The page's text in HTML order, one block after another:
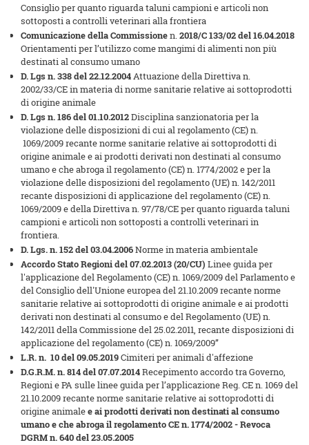
Consiglio per quanto riguarda taluni campioni e articoli non
sottoposti a controlli veterinari alla frontiera
Comunicazione della Commissionen.2018/C 133/02 del 16.04.2018
Orientamenti per l’utilizzo come mangimi di alimenti non più
destinati al consumo umano
D. Lgs n. 338 del 22.12.2004Attuazione della Direttiva n.
2002/33/CE in materia di norme sanitarie relative ai sottoprodotti
di origine animale
D. Lgsn. 186 del 01.10.2012Disciplina sanzionatoria per la
violazione delle disposizioni di cui al regolamento (CE) n.
1069/2009 recante norme sanitarie relative ai sottoprodotti di
origine animale e ai prodotti derivati non destinati al consumo
umano e che abroga il regolamento (CE) n. 1774/2002 e per la
violazione delle disposizioni del regolamento (UE) n. 142/2011
recante disposizioni di applicazione del regolamento (CE) n.
1069/2009 e della Direttiva n. 97/78/CE per quanto riguarda taluni
campioni e articoli non sottoposti a controlli veterinari in
frontiera.
D. Lgs. n. 152 del 03.04.2006Norme in materia ambientale
Accordo Stato Regioni del 07.02.2013 (20/CU) Linee guida per
l'applicazione del Regolamento (CE) n. 1069/2009 del Parlamento e
del Consiglio dell'Unione europea del 21.10.2009 recante norme
sanitarie relative ai sottoprodotti di origine animale e ai prodotti
derivati non destinati al consumo e del Regolamento (UE) n.
142/2011 della Commissione del 25.02.2011, recante disposizioni di
applicazione del regolamento (CE) n. 1069/2009”
L.R. n. 10 del 09.05.2019Cimiteri per animali d'affezione
D.G.R.M.n. 814 del 07.07.2014Recepimento accordo tra Governo,
Regioni e PA sulle linee guida per l’applicazione Reg. CE n. 1069 del
21.10.2009 recante norme sanitarie relative ai sottoprodotti di
origine animalee ai prodotti derivati non destinati al consumo
umano e che abroga il regolamento CE n. 1774/2002 - Revoca
DGRM n. 640 del 23.05.2005